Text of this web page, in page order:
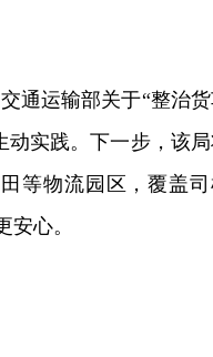
通运输部关于“整治
动实践。下一步，该
等物流园区，覆盖
心。